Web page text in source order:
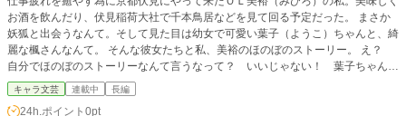
お酒を飲んだり、伏見稲荷大社で千本鳥居などを見て回る予定だった。 まさか
妖狐と出会うなんて。そして見た目は幼女で可愛い葉子（ようこ）ちゃんと、綺
麗な楓さんなんて。 そんな彼女たちと私、美裕のほのぼのストーリー。 え？
自分でほのぼのストーリーなんて言うなって？ いいじゃない！ 葉子ちゃんは
可愛いのよ！ ---- 小説家になろうとカクヨムにも同じ物を投稿しています。
キャラ文芸 連載中 長編
24h.ポイント 0pt